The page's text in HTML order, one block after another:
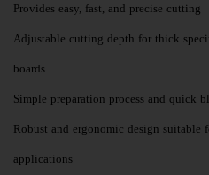
Provides easy, fast, and precise cutting
Adjustable cutting depth for thick
boards
Simple preparation process and quick
Robust and ergonomic design suitable
applications